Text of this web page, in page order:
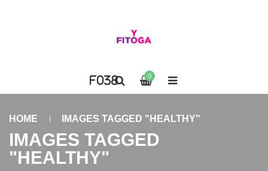
0
HOME IMAGES TAGGED "HEALTHY"
IMAGES TAGGED
"HEALTHY"